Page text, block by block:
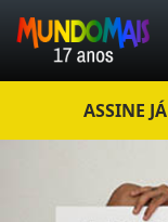
ASSINE JÁ